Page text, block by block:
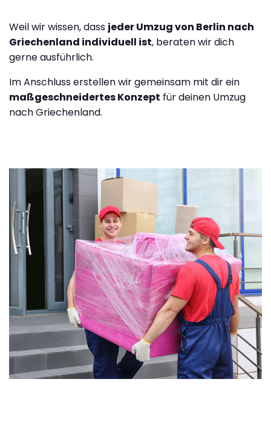
Weil wir wissen, dass jeder Umzug von Berlin nach
Griechenland individuell ist, beraten wir dich
gerne ausführlich.
Im Anschluss erstellen wir gemeinsam mit dir ein
maßgeschneidertes Konzept für deinen Umzug
nach Griechenland.